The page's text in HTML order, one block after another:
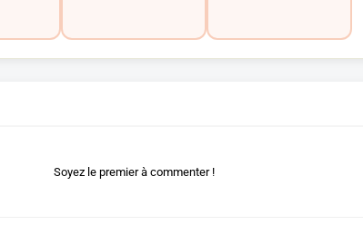
Soyez le premier à commenter !